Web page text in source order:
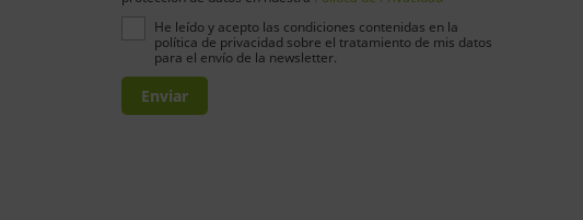
He leído y acepto las condiciones contenidas en la
política de privacidad sobre el tratamiento de mis datos
para el envío de la newsletter.
Enviar